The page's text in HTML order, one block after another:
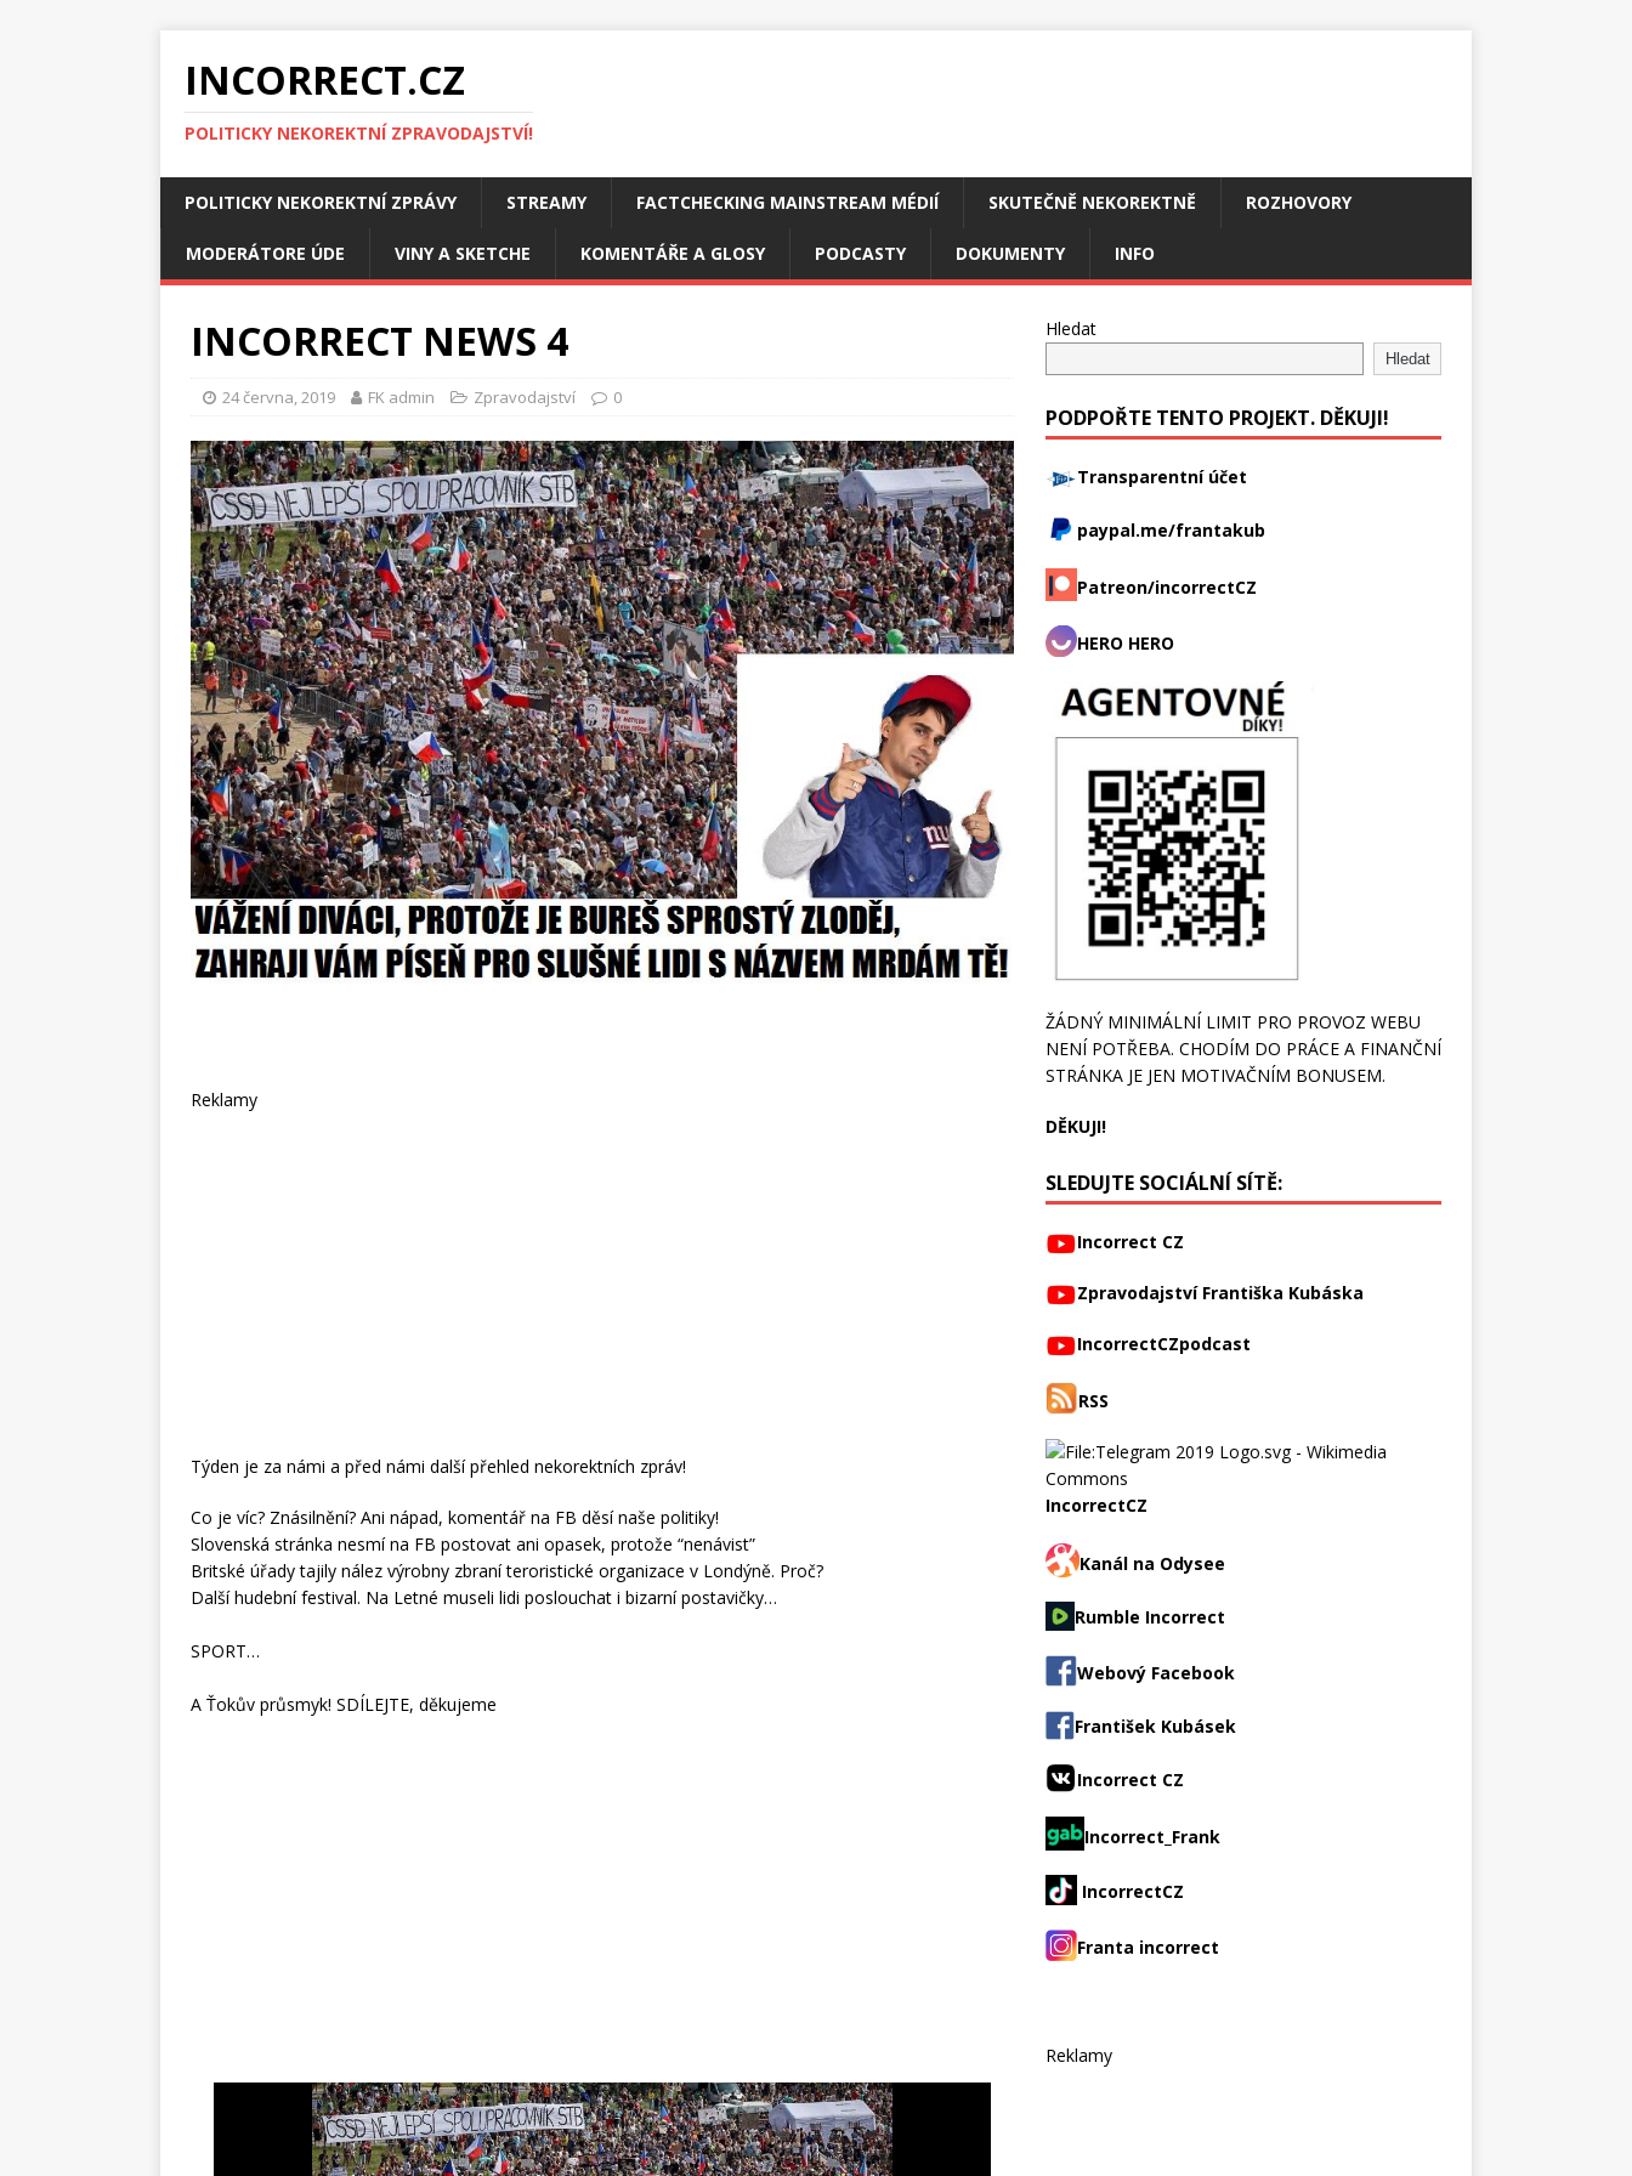
INCORRECT.CZ
POLITICKY NEKOREKTNÍ ZPRAVODAJSTVÍ!
POLITICKY NEKOREKTNÍ ZPRÁVY STREAMY FACTCHECKING MAINSTREAM MÉDIÍ SKUTEČNĚ NEKOREKTNĚ ROZHOVORY
MODERÁTORE ÚDE VINY A SKETCHE KOMENTÁŘE A GLOSY PODCASTY DOKUMENTY INFO
INCORRECT NEWS 4
24 června, 2019 FK admin Zpravodajství 0
Reklamy
Týden je za námi a před námi další přehled nekorektních zpráv!
Co je víc? Znásilnění? Ani nápad, komentář na FB děsí naše politiky!
Slovenská stránka nesmí na FB postovat ani opasek, protože “nenávist”
Britské úřady tajily nález výrobny zbraní teroristické organizace v Londýně. Proč?
Další hudební festival. Na Letné museli lidi poslouchat i bizarní postavičky…
SPORT…
A Ťokův průsmyk! SDÍLEJTE, děkujeme
Hledat
Hledat
PODPOŘTE TENTO PROJEKT. DĚKUJI!
Transparentní účet
paypal.me/frantakub
Patreon/incorrectCZ
HERO HERO
ŽÁDNÝ MINIMÁLNÍ LIMIT PRO PROVOZ WEBU
NENÍ POTŘEBA. CHODÍM DO PRÁCE A FINANČNÍ
STRÁNKA JE JEN MOTIVAČNÍM BONUSEM.
DĚKUJI!
SLEDUJTE SOCIÁLNÍ SÍTĚ:
Incorrect CZ
Zpravodajství Františka Kubáska
IncorrectCZpodcast
RSS
IncorrectCZ
Kanál na Odysee
Rumble Incorrect
Webový Facebook
František Kubásek
Incorrect CZ
Incorrect_Frank
IncorrectCZ
Franta incorrect
Reklamy